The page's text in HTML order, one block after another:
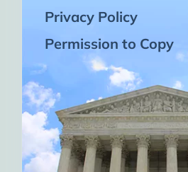
Privacy Policy
Permission to Copy